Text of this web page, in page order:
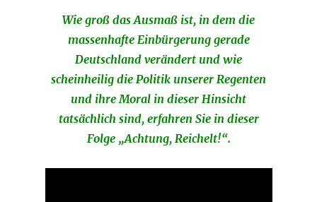
Wie groß das Ausmaß ist, in dem die
massenhafte Einbürgerung gerade
Deutschland verändert und wie
scheinheilig die Politik unserer Regenten
und ihre Moral in dieser Hinsicht
tatsächlich sind, erfahren Sie in dieser
Folge „Achtung, Reichelt!“.